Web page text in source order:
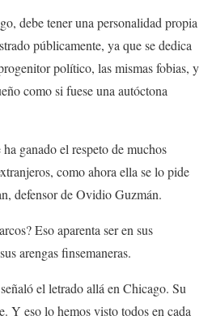
debe tener una personalidad propia
públicamente, ya que se dedica
político, las mismas fobias, y
como si fuese una autóctona
ganado el respeto de muchos
como ahora ella se lo pide
defensor de Ovidio Guzmán.
Eso aparenta ser en sus
arengas finsemaneras.
el letrado allá en Chicago. Su
Y eso lo hemos visto todos en cada